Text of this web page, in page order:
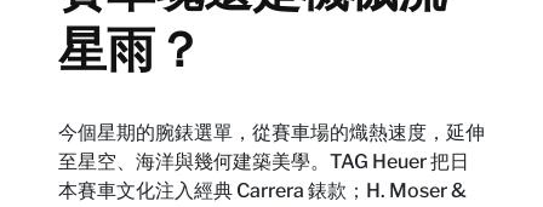
星雨？
今個星期的腕錶選單，從賽車場的熾熱速度，延伸
至星空、海洋與幾何建築美學。TAG Heuer 把日
本賽車文化注入經典 Carrera 錶款；H. Moser &